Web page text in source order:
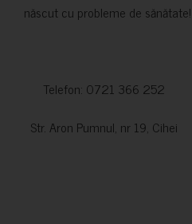
născut cu probleme de sănătate!
Telefon: 0721 366 252
Str. Aron Pumnul, nr 19, Cihei